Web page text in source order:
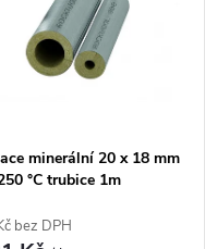
minerální 20 x 18 mm
°C trubice 1m
bez DPH